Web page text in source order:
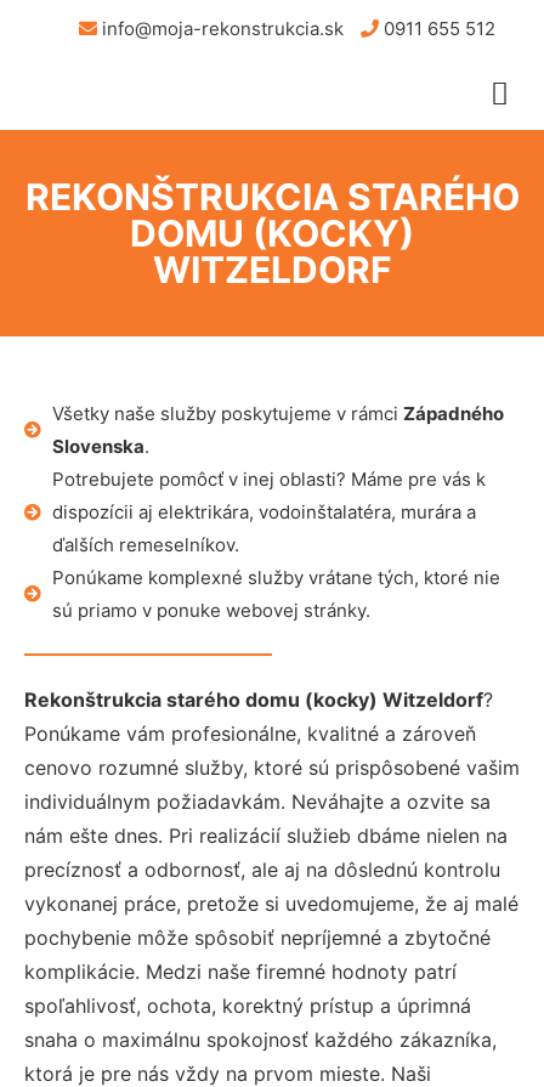
info@moja-rekonstrukcia.sk 0911 655 512
REKONŠTRUKCIA STARÉHO
DOMU (KOCKY)
WITZELDORF
Všetky naše služby poskytujeme v rámci Západného
Slovenska.
Potrebujete pomôcť v inej oblasti? Máme pre vás k
dispozícii aj elektrikára, vodoinštalatéra, murára a
ďalších remeselníkov.
Ponúkame komplexné služby vrátane tých, ktoré nie
sú priamo v ponuke webovej stránky.
Rekonštrukcia starého domu (kocky) Witzeldorf?
Ponúkame vám profesionálne, kvalitné a zároveň
cenovo rozumné služby, ktoré sú prispôsobené vašim
individuálnym požiadavkám. Neváhajte a ozvite sa
nám ešte dnes. Pri realizácií služieb dbáme nielen na
precíznosť a odbornosť, ale aj na dôslednú kontrolu
vykonanej práce, pretože si uvedomujeme, že aj malé
pochybenie môže spôsobiť nepríjemné a zbytočné
komplikácie. Medzi naše firemné hodnoty patrí
spoľahlivosť, ochota, korektný prístup a úprimná
snaha o maximálnu spokojnosť každého zákazníka,
ktorá je pre nás vždy na prvom mieste. Naši